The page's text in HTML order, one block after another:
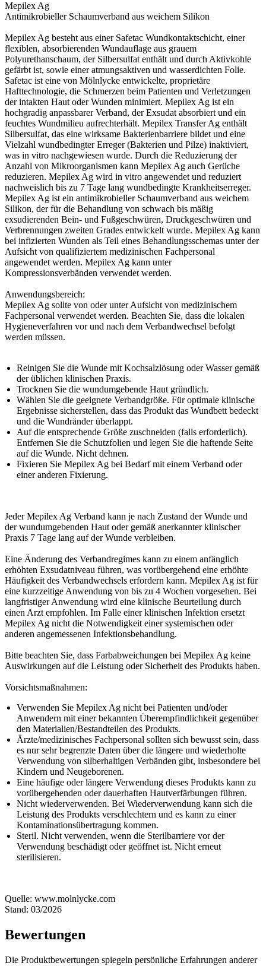
Mepilex Ag
Antimikrobieller Schaumverband aus weichem Silikon
Mepilex Ag besteht aus einer Safetac Wundkontaktschicht, einer
flexiblen, absorbierenden Wundauflage aus grauem
Polyurethanschaum, der Silbersulfat enthält und durch Aktivkohle
gefärbt ist, sowie einer atmungsaktiven und wasserdichten Folie.
Safetac ist eine von Mölnlycke entwickelte, proprietäre
Hafttechnologie, die Schmerzen beim Patienten und Verletzungen
der intakten Haut oder Wunden minimiert. Mepilex Ag ist ein
hochgradig anpassbarer Verband, der Exsudat absorbiert und ein
feuchtes Wundmilieu aufrechterhält. Mepilex Transfer Ag enthält
Silbersulfat, das eine wirksame Bakterienbarriere bildet und eine
Vielzahl wundbedingter Erreger (Bakterien und Pilze) inaktiviert,
was in vitro nachgewiesen wurde. Durch die Reduzierung der
Anzahl von Mikroorganismen kann Mepilex Ag auch Gerüche
reduzieren. Mepilex Ag wird in vitro angewendet und reduziert
nachweislich bis zu 7 Tage lang wundbedingte Krankheitserreger.
Mepilex Ag ist ein antimikrobieller Schaumverband aus weichem
Silikon, der für die Behandlung von schwach bis mäßig
exsudierenden Bein- und Fußgeschwüren, Druckgeschwüren und
Verbrennungen zweiten Grades entwickelt wurde. Mepilex Ag kann
bei infizierten Wunden als Teil eines Behandlungsschemas unter der
Aufsicht von qualifiziertem medizinischen Fachpersonal
angewendet werden. Mepilex Ag kann unter
Kompressionsverbänden verwendet werden.
Anwendungsbereich:
Mepilex Ag sollte von oder unter Aufsicht von medizinischem
Fachpersonal verwendet werden. Beachten Sie, dass die lokalen
Hygieneverfahren vor und nach dem Verbandwechsel befolgt
werden müssen.
Reinigen Sie die Wunde mit Kochsalzlösung oder Wasser gemäß
der üblichen klinischen Praxis.
Trocknen Sie die wundumgebende Haut gründlich.
Wählen Sie die geeignete Verbandgröße. Für optimale klinische
Ergebnisse sicherstellen, dass das Produkt das Wundbett bedeckt
und die Wundränder überlappt.
Auf die entsprechende Größe zuschneiden (falls erforderlich).
Entfernen Sie die Schutzfolien und legen Sie die haftende Seite
auf die Wunde. Nicht dehnen.
Fixieren Sie Mepilex Ag bei Bedarf mit einem Verband oder
einer anderen Fixierung.
Jeder Mepilex Ag Verband kann je nach Zustand der Wunde und
der wundumgebenden Haut oder gemäß anerkannter klinischer
Praxis 7 Tage lang auf der Wunde verbleiben.
Eine Änderung des Verbandregimes kann zu einem anfänglich
erhöhten Exsudatniveau führen, was vorübergehend eine erhöhte
Häufigkeit des Verbandwechsels erfordern kann. Mepilex Ag ist für
eine kurzzeitige Anwendung von bis zu 4 Wochen vorgesehen. Bei
langfristiger Anwendung wird eine klinische Beurteilung durch
einen Arzt empfohlen. Im Falle einer klinischen Infektion ersetzt
Mepilex Ag nicht die Notwendigkeit einer systemischen oder
anderen angemessenen Infektionsbehandlung.
Bitte beachten Sie, dass Farbabweichungen bei Mepilex Ag keine
Auswirkungen auf die Leistung oder Sicherheit des Produkts haben.
Vorsichtsmaßnahmen:
Verwenden Sie Mepilex Ag nicht bei Patienten und/oder
Anwendern mit einer bekannten Überempfindlichkeit gegenüber
den Materialien/Bestandteilen des Produkts.
Ärzte/medizinisches Fachpersonal sollten sich bewusst sein, dass
es nur sehr begrenzte Daten über die längere und wiederholte
Verwendung von silberhaltigen Verbänden gibt, insbesondere bei
Kindern und Neugeborenen.
Eine häufige oder längere Verwendung dieses Produkts kann zu
vorübergehenden oder dauerhaften Hautverfärbungen führen.
Nicht wiederverwenden. Bei Wiederverwendung kann sich die
Leistung des Produkts verschlechtern und es kann zu einer
Kontaminationsübertragung kommen.
Steril. Nicht verwenden, wenn die Sterilbarriere vor der
Verwendung beschädigt oder geöffnet ist. Nicht erneut
sterilisieren.
Quelle: www.molnlycke.com
Stand: 03/2026
Bewertungen
Die Produktbewertungen spiegeln persönliche Erfahrungen anderer